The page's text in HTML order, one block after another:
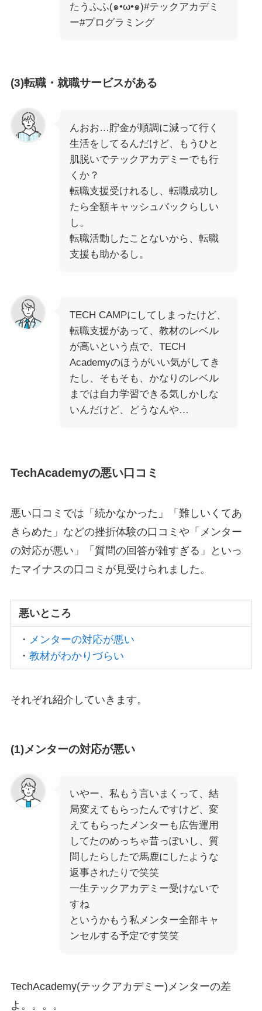
たうふふ(๑•ω•๑)#テックアカデミ
ー#プログラミング
(3)転職・就職サービスがある
んおお…貯金が順調に減って行く
生活をしてるんだけど、もうひと
肌脱いでテックアカデミーでも行
くか？
転職支援受けれるし、転職成功し
たら全額キャッシュバックらしい
し。
転職活動したことないから、転職
支援も助かるし。
TECH CAMPにしてしまったけど、
転職支援があって、教材のレベル
が高いという点で、TECH
Academyのほうがいい気がしてき
たし、そもそも、かなりのレベル
までは自力学習できる気しかしな
いんだけど、どうなんや…
TechAcademyの悪い口コミ
悪い口コミでは「続かなかった」「難しいくてあ
きらめた」などの挫折体験の口コミや「メンター
の対応が悪い」「質問の回答が雑すぎる」といっ
たマイナスの口コミが見受けられました。
悪いところ
・ メンターの対応が悪い
・教材がわかりづらい
それぞれ紹介していきます。
(1)メンターの対応が悪い
いやー、私もう言いまくって、結
局変えてもらったんですけど、変
えてもらったメンターも広告運用
してたのめっちゃ昔っぽいし、質
問したらしたで馬鹿にしたような
返事されたりで笑笑
一生テックアカデミー受けないで
すね
というかもう私メンター全部キャ
ンセルする予定です笑笑
TechAcademy(テックアカデミー)メンターの差
よ。。。。